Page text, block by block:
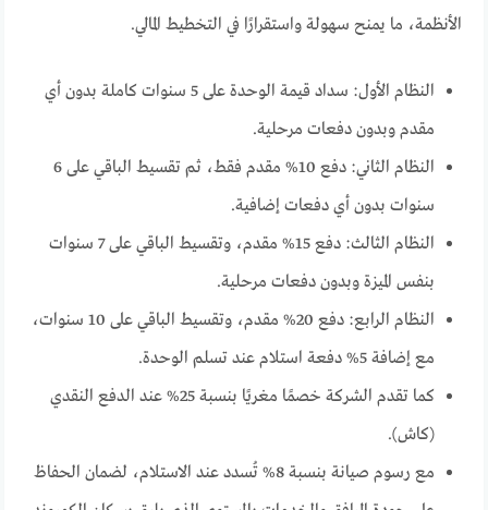
الأنظمة، ما يمنح سهولة واستقرارًا في التخطيط المالي.
النظام الأول: سداد قيمة الوحدة على 5 سنوات كاملة بدون أي
مقدم وبدون دفعات مرحلية.
النظام الثاني: دفع 10% مقدم فقط، ثم تقسيط الباقي على 6
سنوات بدون أي دفعات إضافية.
النظام الثالث: دفع 15% مقدم، وتقسيط الباقي على 7 سنوات
بنفس الميزة وبدون دفعات مرحلية.
النظام الرابع: دفع 20% مقدم، وتقسيط الباقي على 10 سنوات،
مع إضافة 5% دفعة استلام عند تسلم الوحدة.
كما تقدم الشركة خصمًا مغريًا بنسبة 25% عند الدفع النقدي
(كاش).
مع رسوم صيانة بنسبة 8% تُسدد عند الاستلام، لضمان الحفاظ